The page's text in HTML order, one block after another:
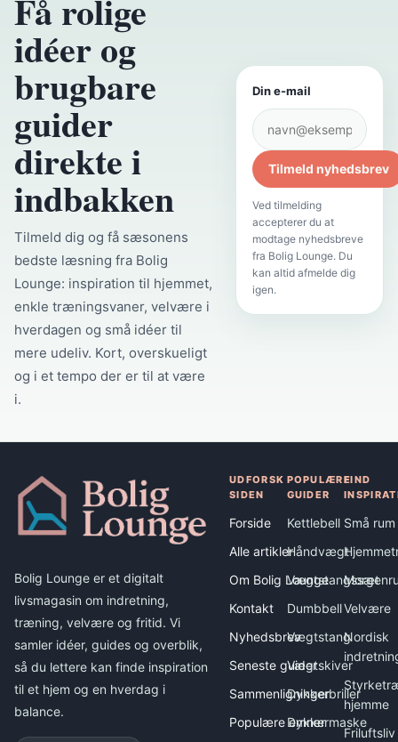
Få rolige
idéer og
brugbare
guider
direkte i
indbakken
Tilmeld dig og få sæsonens
bedste læsning fra Bolig
Lounge: inspiration til hjemmet,
enkle træningsvaner, velvære i
hverdagen og små idéer til
mere udeliv. Kort, overskueligt
og i et tempo der er til at være
i.
Din e-mail
Tilmeld nyhedsbrev
Ved tilmelding
accepterer du at
modtage nyhedsbreve
fra Bolig Lounge. Du
kan altid afmelde dig
igen.
Bolig Lounge er et digitalt
livsmagasin om indretning,
træning, velvære og fritid. Vi
samler idéer, guides og overblik,
så du lettere kan finde inspiration
til et hjem og en hverdag i
balance.
UDFORSK
SIDEN
Forside
Alle artikler
Om Bolig Lounge
Kontakt
Nyhedsbrev
Seneste guider
Sammenligninger
Populære emner
POPULÆRE
GUIDER
Kettlebell
Håndvægt
Vægtstangssæt
Dumbbell
Vægtstang
Vægtskiver
Dykkerbriller
Dykkermaske
FIND
Små rum
Velvære
Nordisk
hjemme
Friluftsliv